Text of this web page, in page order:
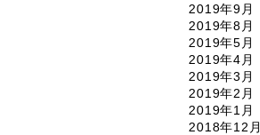
2019年9月
2019年8月
2019年5月
2019年4月
2019年3月
2019年2月
2019年1月
2018年12月